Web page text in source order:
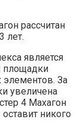
рассчитан
лет.
является
площадки
элементов. За
увеличена
4 Махагон
никого